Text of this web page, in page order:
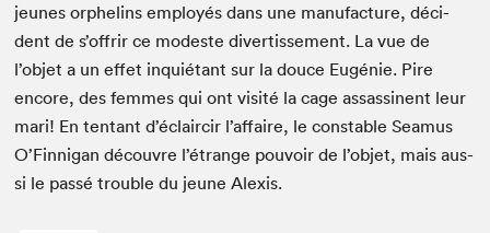
jeunes orphe­lins employés dans une man­u­fac­ture, déci­
dent de s’offrir ce mod­este diver­tisse­ment. La vue de
l’objet a un effet inquié­tant sur la douce Eugénie. Pire
encore, des femmes qui ont vis­ité la cage assas­si­nent leur
mari! En ten­tant d’éclaircir l’affaire, le con­sta­ble Sea­mus
O’Finnigan décou­vre l’étrange pou­voir de l’objet, mais aus­
si le passé trou­ble du jeune Alexis.